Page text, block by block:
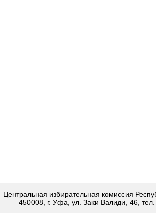
Центральная избирательная комиссия
450008, г. Уфа, ул. Заки Валиди, 46,